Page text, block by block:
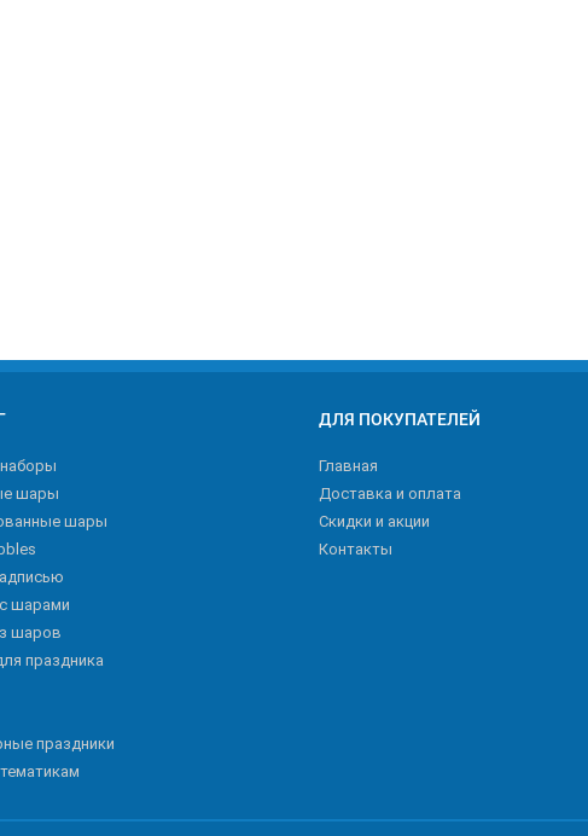
шары
шары
шарами
шаров
праздника
праздники
ДЛЯ ПОКУПАТЕЛЕЙ
Главная
Доставка и оплата
Скидки и акции
Контакты